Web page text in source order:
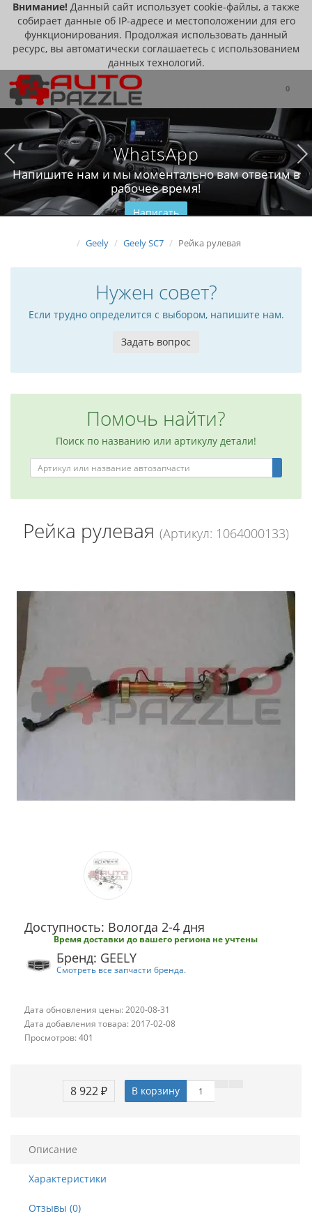
Внимание! Данный сайт использует cookie-файлы, а также
собирает данные об IP-адресе и местоположении для его
функционирования. Продолжая использовать данный
ресурс, вы автоматически соглашаетесь с использованием
данных технологий.
0
WhatsApp
Напишите нам и мы моментально вам ответим в
рабочее время!
Написать
Geely Geely SC7 Рейка рулевая
Нужен совет?
Если трудно определится с выбором, напишите нам.
Задать вопрос
Помочь найти?
Поиск по названию или артикулу детали!
Рейка рулевая (Артикул: 1064000133)
Доступность: Вологда 2-4 дня
Время доставки до вашего региона не учтены
Бренд: GEELY
Смотреть все запчасти бренда.
Дата обновления цены: 2020-08-31
Дата добавления товара: 2017-02-08
Просмотров: 401
8 922 ₽ В корзину
Описание
Характеристики
Отзывы (0)